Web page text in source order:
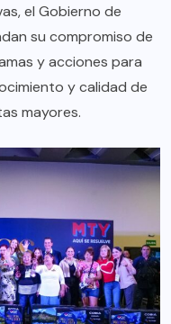
el Gobierno de
su compromiso de
y acciones para
y calidad de
mayores.